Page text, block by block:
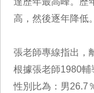
高，然後逐年降低。
張老師專線指出，
根據張老師1980
性別比為：男26.7